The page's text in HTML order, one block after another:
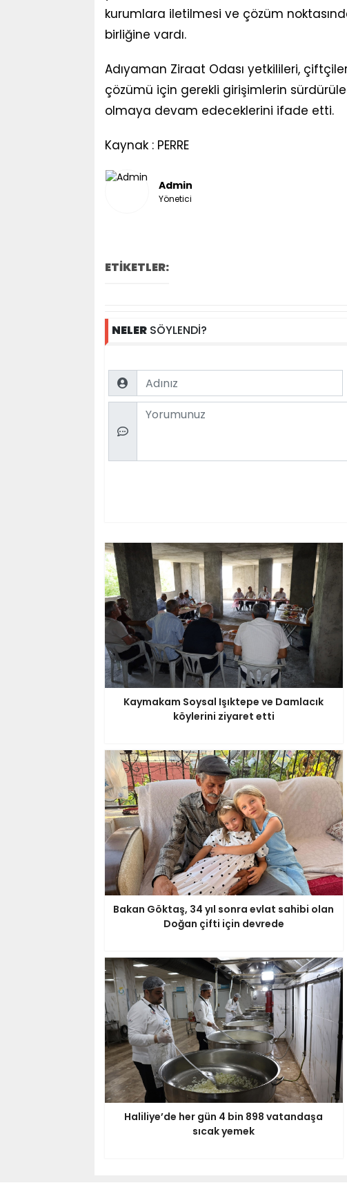
kurumlara iletilmesi ve çözüm
birliğine vardı.
Adıyaman Ziraat Odası yetkilileri,
çözümü için gerekli girişimlerin
olmaya devam edeceklerini ifade etti.
Kaynak : PERRE
Admin
Yönetici
ETİKETLER:
NELERSÖYLENDİ?
Name
Comment
Kaymakam Soysal Işıktepe ve Damlacık
köylerini ziyaret etti
Bakan Göktaş, 34 yıl sonra evlat sahibi olan
Doğan çifti için devrede
Haliliye’de her gün 4 bin 898 vatandaşa
sıcak yemek